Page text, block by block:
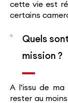
cette vie est
certains
Quels
mission ?
A l’issu de
rester au